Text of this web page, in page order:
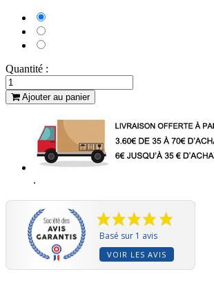
Quantité :
Ajouter au panier
.
Basé sur 1 avis
VOIR LES AVIS